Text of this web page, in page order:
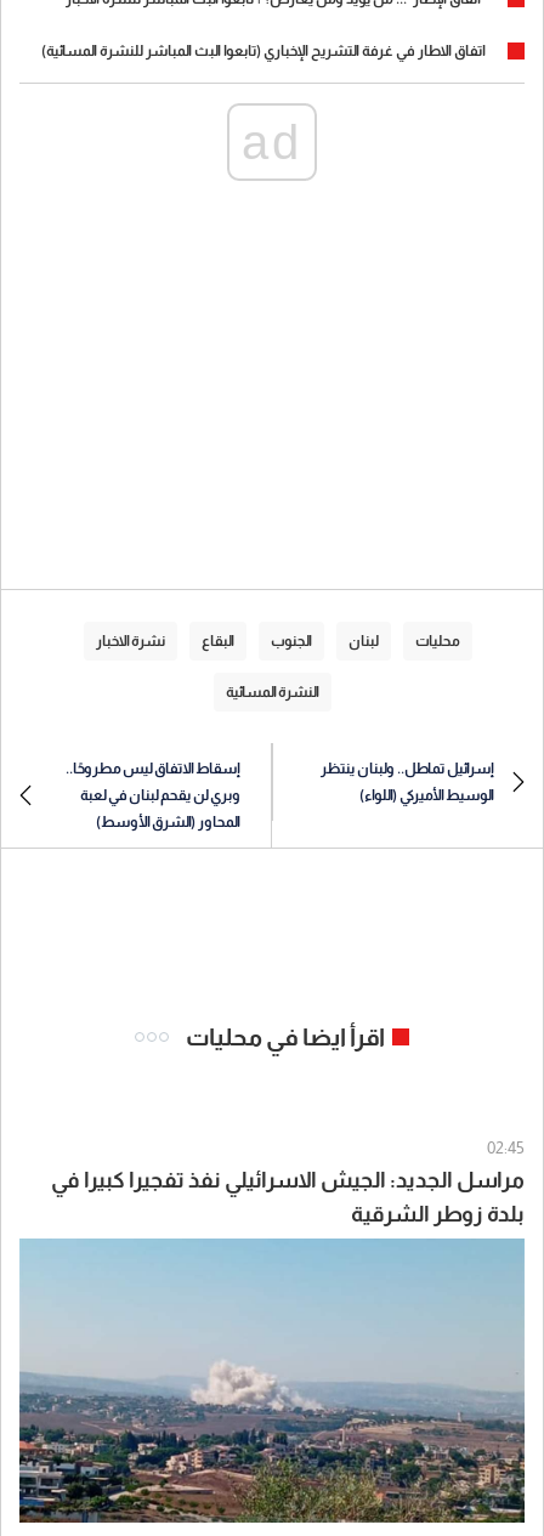
اتفاق الاطار في غرفة التشريح الإخباري (تابعوا البث المباشر للنشرة المسائية)
ad
محليات لبنان الجنوب البقاع نشرة الاخبار
النشرة المسائية
إسرائيل تماطل.. ولبنان ينتظر
الوسيط الأميركي (اللواء)
إسقاط الاتفاق ليس مطروحًا..
وبري لن يقحم لبنان في لعبة
المحاور (الشرق الأوسط)
اقرأ ايضا في محليات
02:45
مراسل الجديد: الجيش الاسرائيلي نفذ تفجيرا كبيرا في
بلدة زوطر الشرقية